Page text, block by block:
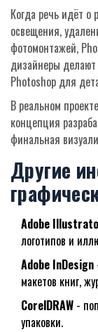
Когда речь идёт о
освещения,
фотомонтажей,
дизайнеры
Photoshop для
В реальном
концепция
финальная
Другие
Adobe
логотипов и
Adobe InDesign
макетов книг,
CorelDRAW -
упаковки.